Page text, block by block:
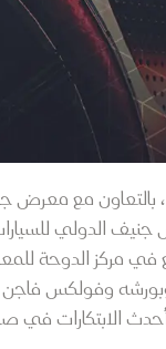
بالتعاون مع معرض
وفولكس فاجن